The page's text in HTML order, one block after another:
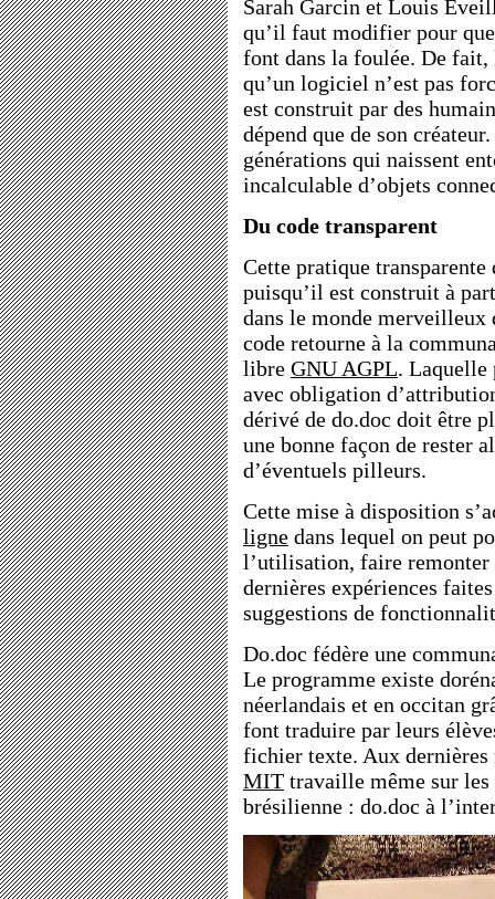
Sarah Garcin et Louis
qu’il faut modifier pour
font dans la foulée. De fait,
qu’un logiciel n’est pas
est construit par des
dépend que de son
générations qui naissent
incalculable d’objets
Du code transparent
Cette pratique transparente
puisqu’il est construit à
dans le monde merveilleux
code retourne à la
libre GNU AGPL. Laquelle
avec obligation
dérivé de do.doc doit être
une bonne façon de rester
d’éventuels pilleurs.
Cette mise à disposition
ligne dans lequel on peut
l’utilisation, faire remonter
dernières expériences
suggestions de
Do.doc fédère une
Le programme existe
néerlandais et en occitan
font traduire par leurs
fichier texte. Aux dernières
MIT travaille même sur
brésilienne : do.doc à